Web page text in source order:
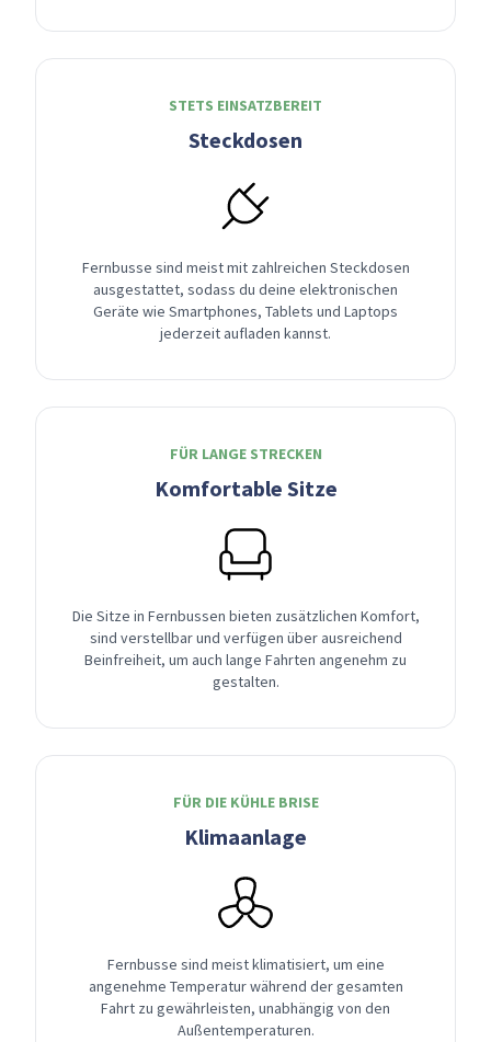
STETS EINSATZBEREIT
Steckdosen
Fernbusse sind meist mit zahlreichen Steckdosen
ausgestattet, sodass du deine elektronischen
Geräte wie Smartphones, Tablets und Laptops
jederzeit aufladen kannst.
FÜR LANGE STRECKEN
Komfortable Sitze
Die Sitze in Fernbussen bieten zusätzlichen Komfort,
sind verstellbar und verfügen über ausreichend
Beinfreiheit, um auch lange Fahrten angenehm zu
gestalten.
FÜR DIE KÜHLE BRISE
Klimaanlage
Fernbusse sind meist klimatisiert, um eine
angenehme Temperatur während der gesamten
Fahrt zu gewährleisten, unabhängig von den
Außentemperaturen.